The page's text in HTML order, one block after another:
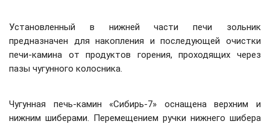
Установленный в нижней части печи зольник
предназначен для накопления и последующей очистки
печи-камина от продуктов горения, проходящих через
пазы чугунного колосника.
Чугунная печь-камин «Сибирь-7» оснащена верхним и
нижним шиберами. Перемещением ручки нижнего шибера